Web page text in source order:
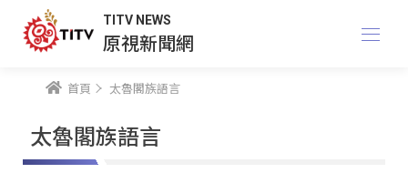
TITV NEWS
原視新聞網
首頁 太魯閣族語言
太魯閣族語言